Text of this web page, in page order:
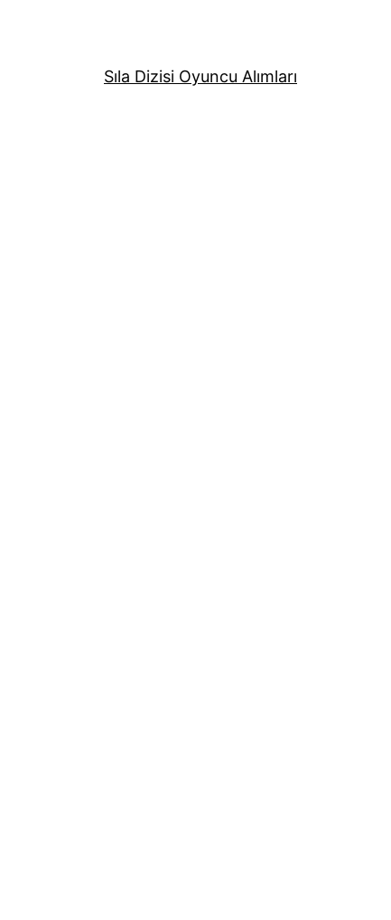
Sıla Dizisi Oyuncu Alımları